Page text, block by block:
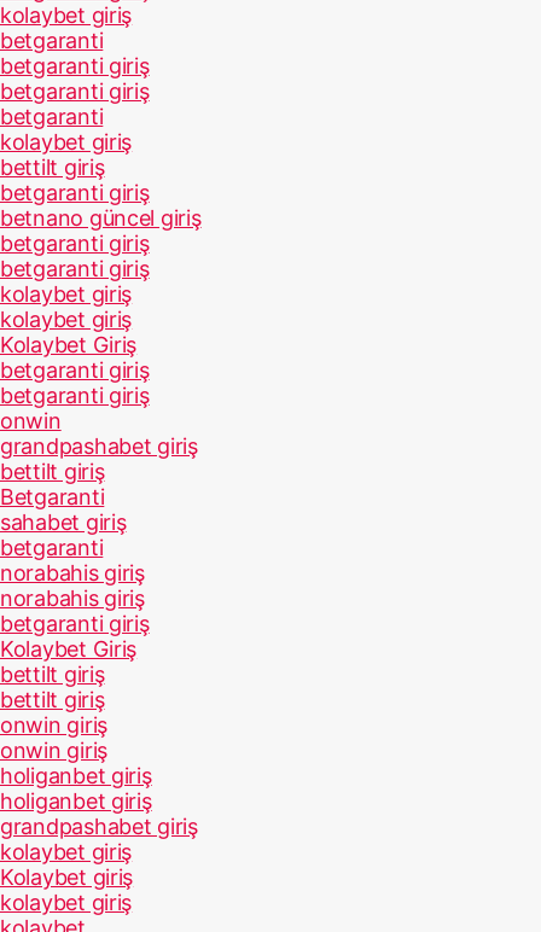
kolaybet giriş
betgaranti
betgaranti giriş
betgaranti giriş
betgaranti
kolaybet giriş
bettilt giriş
betgaranti giriş
betnano güncel giriş
betgaranti giriş
betgaranti giriş
kolaybet giriş
kolaybet giriş
Kolaybet Giriş
betgaranti giriş
betgaranti giriş
onwin
grandpashabet giriş
bettilt giriş
Betgaranti
sahabet giriş
betgaranti
norabahis giriş
norabahis giriş
betgaranti giriş
Kolaybet Giriş
bettilt giriş
bettilt giriş
onwin giriş
onwin giriş
holiganbet giriş
holiganbet giriş
grandpashabet giriş
kolaybet giriş
Kolaybet giriş
kolaybet giriş